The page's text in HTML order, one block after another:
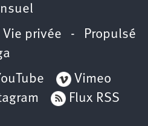
privée - Propulsé
Vimeo
Flux RSS